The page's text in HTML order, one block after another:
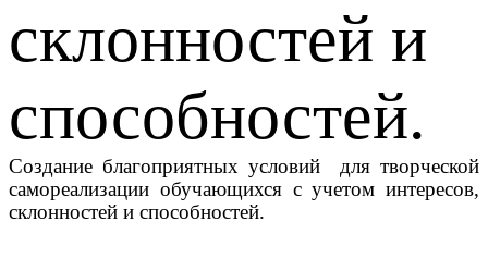
склонностей и
способностей.
Создание благоприятных условий для творческой
самореализации обучающихся с учетом интересов,
склонностей и способностей.